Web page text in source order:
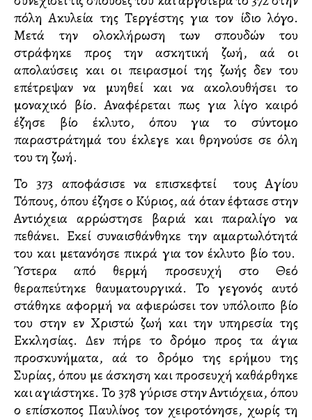
πόλη Ακυλεία της Τεργέστης για τον ίδιο λόγο.
Μετά την ολοκλήρωση των σπουδών του
στράφηκε προς την ασκητική ζωή, αλλά οι
απολαύσεις και οι πειρασμοί της ζωής δεν του
επέτρεψαν να μυηθεί και να ακολουθήσει το
μοναχικό βίο. Αναφέρεται πως για λίγο καιρό
έζησε βίο έκλυτο, όπου για το σύντομο
παραστράτημά του έκλεγε και θρηνούσε σε όλη
του τη ζωή.
Το 373 αποφάσισε να επισκεφτεί τους Αγίου
Τόπους, όπου έζησε ο Κύριος, αλλά όταν έφτασε στην
Αντιόχεια αρρώστησε βαριά και παραλίγο να
πεθάνει. Εκεί συναισθάνθηκε την αμαρτωλότητά
του και μετανόησε πικρά για τον έκλυτο βίο του.
Ύστερα από θερμή προσευχή στο Θεό
θεραπεύτηκε θαυματουργικά. Το γεγονός αυτό
στάθηκε αφορμή να αφιερώσει τον υπόλοιπο βίο
του στην εν Χριστώ ζωή και την υπηρεσία της
Εκκλησίας. Δεν πήρε το δρόμο προς τα άγια
προσκυνήματα, αλλά το δρόμο της ερήμου της
Συρίας, όπου με άσκηση και προσευχή καθάρθηκε
και αγιάστηκε. Το 378 γύρισε στην Αντιόχεια, όπου
ο επίσκοπος Παυλίνος τον χειροτόνησε, χωρίς τη